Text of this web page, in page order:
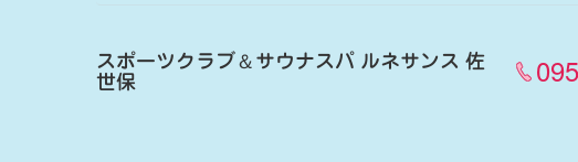
スポーツクラブ＆サウナスパ ルネサンス 佐
世保